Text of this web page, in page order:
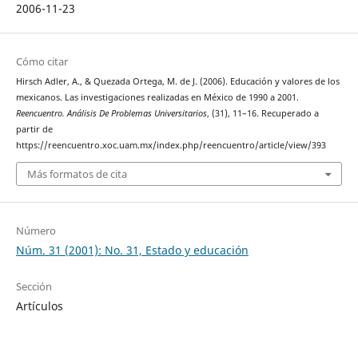
2006-11-23
Cómo citar
Hirsch Adler, A., & Quezada Ortega, M. de J. (2006). Educación y valores de los
mexicanos. Las investigaciones realizadas en México de 1990 a 2001.
Reencuentro. Análisis De Problemas Universitarios, (31), 11–16. Recuperado a
partir de
https://reencuentro.xoc.uam.mx/index.php/reencuentro/article/view/393
Más formatos de cita
Número
Núm. 31 (2001): No. 31, Estado y educación
Sección
Artículos